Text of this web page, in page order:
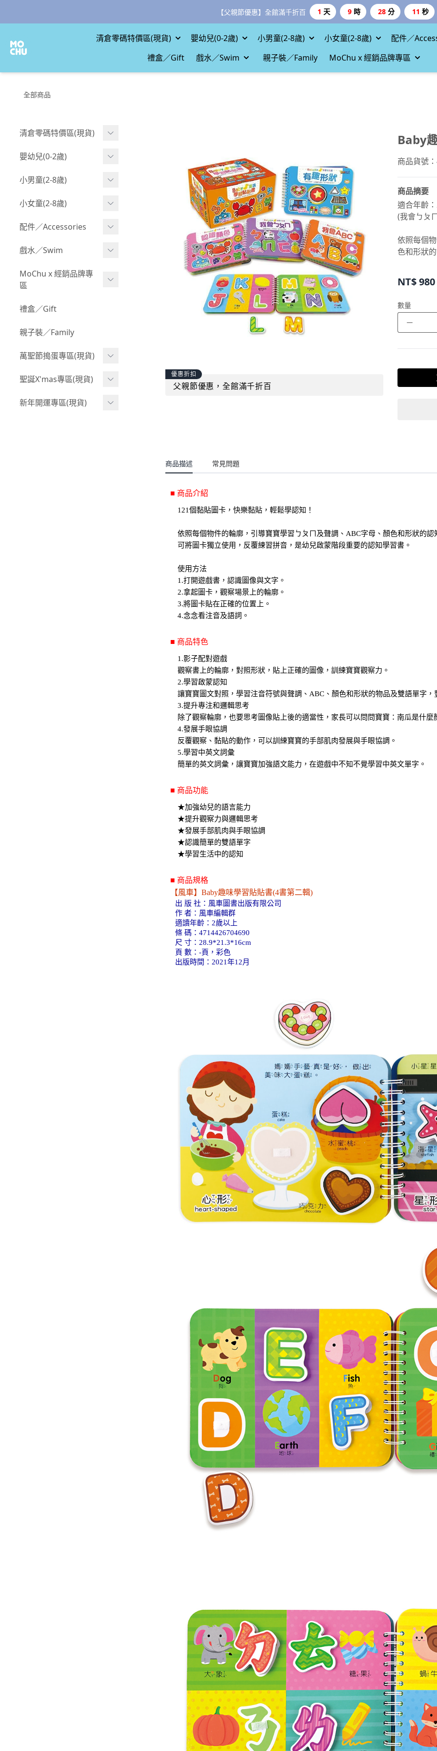
【父親節優惠】全館滿千折百 1 天 9 時 28 分 9 秒
清倉零碼特價區(現貨) 嬰幼兒(0-2歲) 小男童(2-8歲) 小女童(2-8歲)
配件／
禮盒／Gift
戲水／Swim 親子裝／Family MoChu x 經銷品牌專區
全部商品
清倉零碼特價區(現貨)
現貨.寶寶
現貨.男童
嬰幼兒(0-2歲)
BABY 包屁衣(短袖)
BABY 包屁衣(長袖)
BABY 外套
BABY 上身(短袖)
BABY 下身(短褲)
BABY 下身(長褲)
BABY 套裝(短袖)
BABY 套裝(長袖)
小男童(2-8歲)
Boy 上身(短袖)
Boy 上身(長袖)
Boy 套裝(短袖)
叢林探險系列
小紳士系列
韓國小歐巴
小女童(2-8歲)
Girl 上身(短袖)
Girl 上身(長袖)
Girl 下身(長褲)
Girl 套裝(短袖)
率性牛仔風
夢幻童話系列
小洋裝系列
配件／Accessories
Acc 口水巾
Acc 襪子
Acc 鞋子
Acc 餐具
Acc 寢具
Acc 其他
戲水／Swim
泳裝
泳具
野餐趣
MoChu x 經銷品牌專
區
©Wonchi 台灣 ｜ 兒童軟
©Disney 美國｜嬰兒用品
©風車圖書 台灣｜兒童圖
嘴
禮盒／Gift
親子裝／Family
萬聖節搗蛋專區(現貨)
萬聖造型頭套(3歲以上)
萬聖.嬰幼兒(0-2歲)
聖誕X'mas專區(現貨)
聖誕.嬰幼兒(0-2歲)
新年開運專區(現貨)
優惠折扣
父親節優惠，全館滿千折百
Baby
商品貨號
商品摘要
適合年齡
(我會ㄅㄆ
依照每個
色和形狀
NT$980
數量
－
商品描述 常見問題
■ 商品介紹
121個黏貼圖卡，快樂黏貼，輕鬆學認知！
依照每個物件的輪廓，引導寶寶學習ㄅㄆㄇ及聲調、ABC字母、顏色和形狀的認
可將圖卡獨立使用，反覆練習拼音，是幼兒啟蒙階段重要的認知學習書。
使用方法
1.打開遊戲書，認識圖像與文字。
2.拿起圖卡，觀察場景上的輪廓。
3.將圖卡貼在正確的位置上。
4.念念看注音及語詞。
■ 商品特色
1.影子配對遊戲
觀察書上的輪廓，對照形狀，貼上正確的圖像，訓練寶寶觀察力。
2.學習啟蒙認知
讓寶寶圖文對照，學習注音符號與聲調、ABC、顏色和形狀的物品及雙語單字，
3.提升專注和邏輯思考
除了觀察輪廓，也要思考圖像貼上後的適當性，家長可以問問寶寶：南瓜是什
4.發展手眼協調
反覆觀察、黏貼的動作，可以訓練寶寶的手部肌肉發展與手眼協調。
5.學習中英文詞彙
簡單的英文詞彙，讓寶寶加強語文能力，在遊戲中不知不覺學習中英文單字。
■ 商品功能
★加強幼兒的語言能力
★提升觀察力與邏輯思考
★發展手部肌肉與手眼協調
★認識簡單的雙語單字
★學習生活中的認知
■ 商品規格
【風車】Baby趣味學習貼貼書(4書第二輯)
出 版 社：風車圖書出版有限公司
作 者：風車編輯群
適讀年齡：2歲以上
條 碼：4714426704690
尺 寸：28.9*21.3*16cm
頁 數：-頁，彩色
出版時間：2021年12月